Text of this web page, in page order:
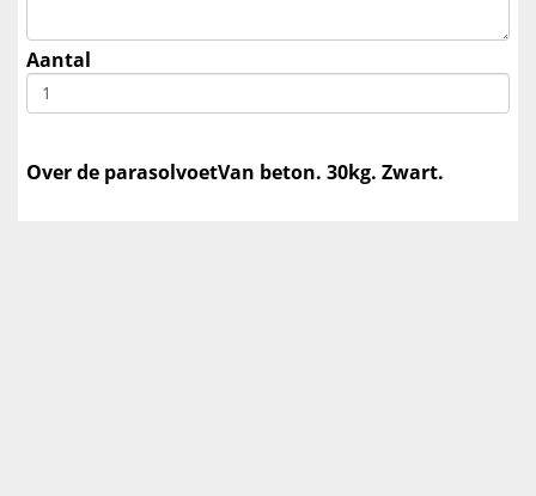
Aantal
Over de parasolvoetVan beton. 30kg. Zwart.